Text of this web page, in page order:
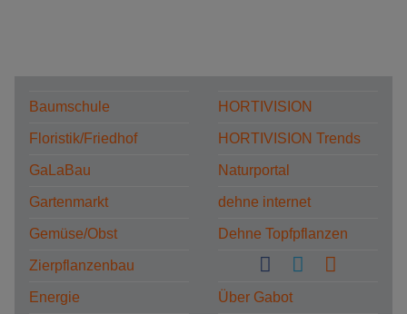
Baumschule
Floristik/Friedhof
GaLaBau
Gartenmarkt
Gemüse/Obst
Zierpflanzenbau
Energie
HORTIVISION
HORTIVISION Trends
Naturportal
dehne internet
Dehne Topfpflanzen
Über Gabot